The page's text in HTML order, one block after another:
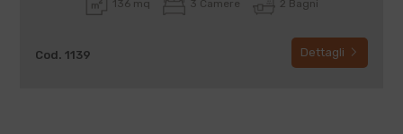
136 mq 3 Camere 2 Bagni
Cod. 1139 Dettagli